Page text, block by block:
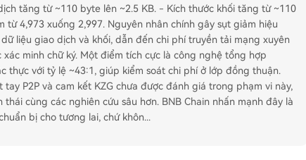
tăng từ ~110 byte lên ~2.5 KB. - Kích thước khối tăng từ ~110
từ 4,973 xuống 2,997. Nguyên nhân chính gây sụt giảm hiệu
liệu giao dịch và khối, dẫn đến chi phí truyền tải mạng xuyên
minh chữ ký. Một điểm tích cực là công nghệ tổng hợp
thực với tỷ lệ ~43:1, giúp kiểm soát chi phí ở lớp đồng thuận.
P2P và cam kết KZG chưa được đánh giá trong phạm vi này,
cùng các nghiên cứu sâu hơn. BNB Chain nhấn mạnh đây là
bị cho tương lai, chứ khôn...